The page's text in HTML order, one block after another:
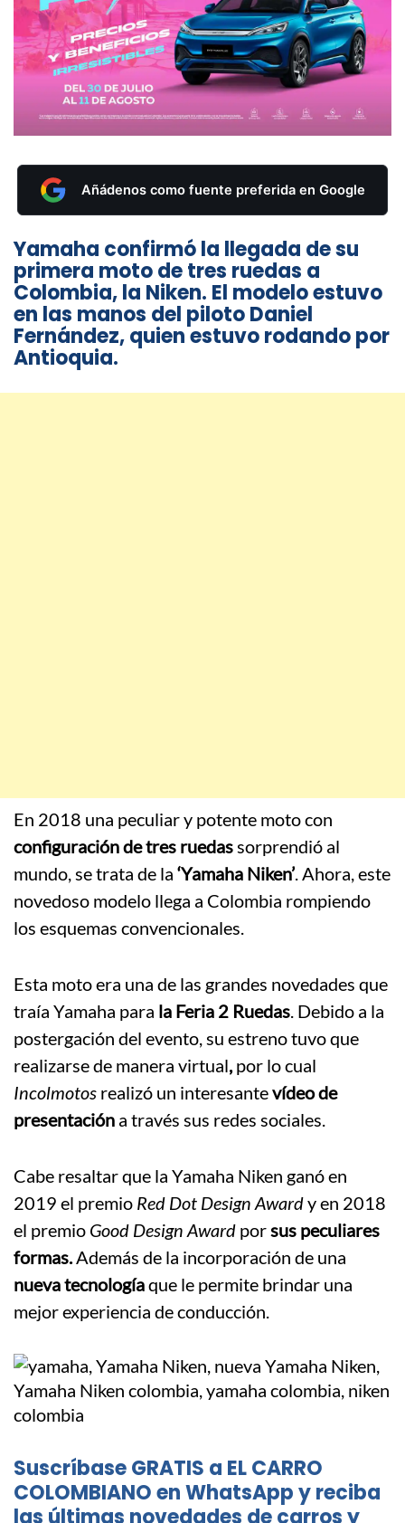
Añádenos como fuente preferida en Google
Yamaha confirmó la llegada de su
primera moto de tres ruedas a
Colombia, la Niken. El modelo estuvo
en las manos del piloto Daniel
Fernández, quien estuvo rodando por
Antioquia.
En 2018 una peculiar y potente moto con
configuración de tres ruedassorprendió al
mundo, se trata de la ‘Yamaha Niken’. Ahora, este
novedoso modelo llega a Colombia rompiendo
los esquemas convencionales.
Esta moto era una de las grandes novedades que
traía Yamaha para la Feria 2 Ruedas. Debido a la
postergación del evento, su estreno tuvo que
realizarse de manera virtual,por lo cual
Incolmotos realizó un interesantevídeo de
presentación a través sus redes sociales.
Cabe resaltar que la Yamaha Niken ganó en
2019 el premio Red Dot Design Awardy en 2018
el premio Good Design Award porsus peculiares
formas.Además de la incorporación de una
nueva tecnologíaque le permite brindar una
mejor experiencia de conducción.
Suscríbase GRATIS a EL CARRO
COLOMBIANO en WhatsApp y reciba
las últimas novedades de carros y